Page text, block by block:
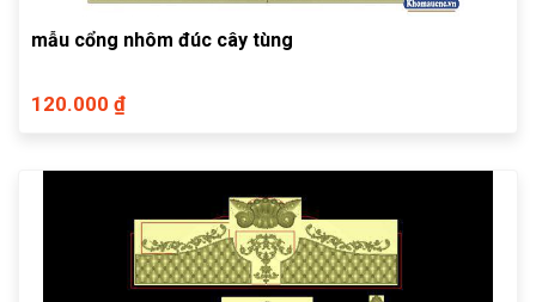
mẫu cổng nhôm đúc cây tùng
120.000 ₫